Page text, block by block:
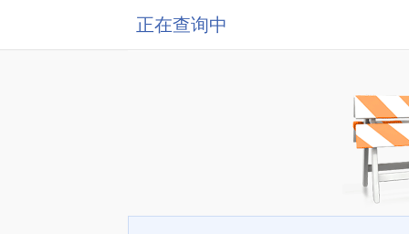
正在查询中